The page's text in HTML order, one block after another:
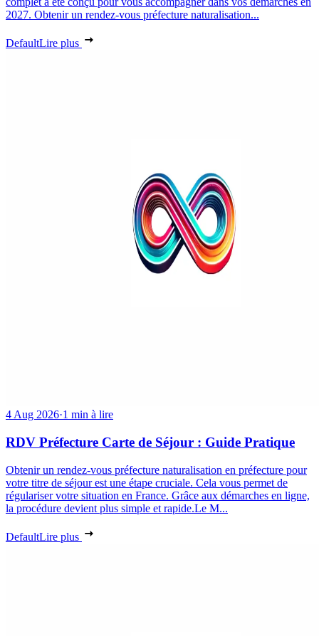
2027. Obtenir un rendez-vous préfecture naturalisation...
DefaultLire plus
4 Aug 2026·1 min à lire
RDV Préfecture Carte de Séjour : Guide Pratique
Obtenir un rendez-vous préfecture naturalisation en préfecture pour
votre titre de séjour est une étape cruciale. Cela vous permet de
régulariser votre situation en France. Grâce aux démarches en ligne,
la procédure devient plus simple et rapide.Le M...
DefaultLire plus